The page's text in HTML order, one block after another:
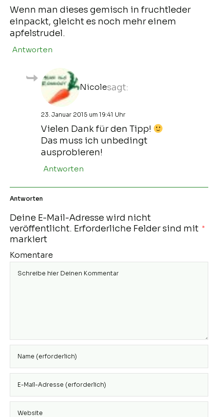
Wenn man dieses gemisch in fruchtleder
einpackt, gleicht es noch mehr einem
apfelstrudel.
Antworten
Nicolesagt:
23. Januar 2015 um 19:41 Uhr
Vielen Dank für den Tipp!
Das muss ich unbedingt
ausprobieren!
Antworten
Antworten
Deine E-Mail-Adresse wird nicht
veröffentlicht. Erforderliche Felder sind mit *
markiert
Komentare
Gib deinen
Benutzernamen
zum
ein
Gib deine E-
zum
Kommentieren
Gib deine